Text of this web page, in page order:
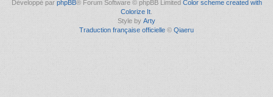
Développé par phpBB® Forum Software © phpBB Limited Color scheme created with
Colorize It.
Style by Arty
Traduction française officielle © Qiaeru